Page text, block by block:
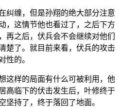
纠缠，但是孙翔的绝大部分注意
，这情节他也看过了，之后下方
再之后，伏兵会不会继续对他们
楚了。就目前来看，伏兵的攻击
性的。
这样的局面有什么可被利用，他
高临下的伏击发生后，叶修终于
坚持了，终于落回了地面。